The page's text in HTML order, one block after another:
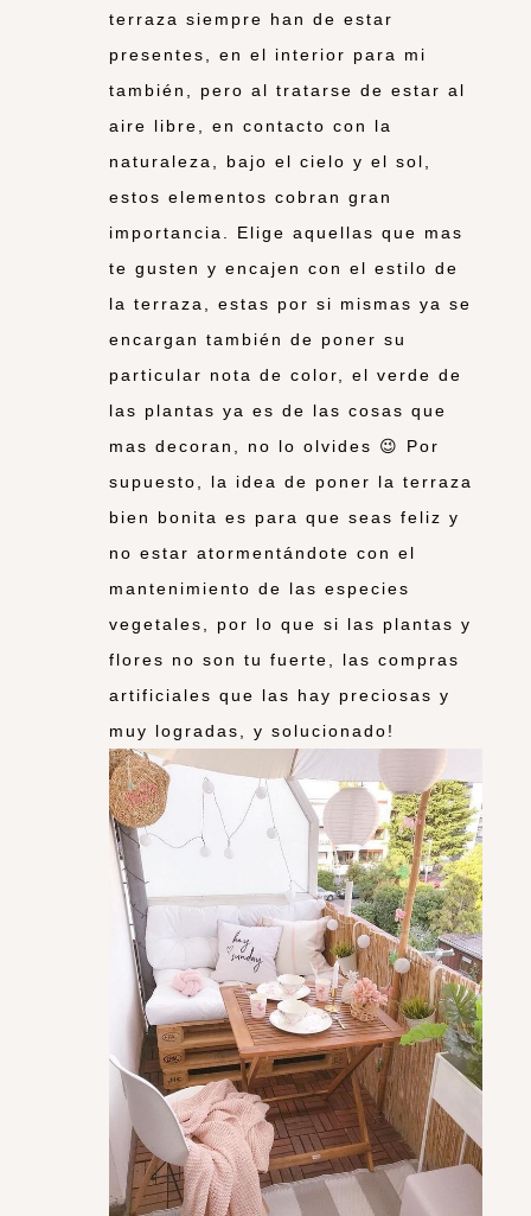
terraza siempre han de estar
presentes, en el interior para mi
también, pero al tratarse de estar al
aire libre, en contacto con la
naturaleza, bajo el cielo y el sol,
estos elementos cobran gran
importancia. Elige aquellas que mas
te gusten y encajen con el estilo de
la terraza, estas por si mismas ya se
encargan también de poner su
particular nota de color, el verde de
las plantas ya es de las cosas que
mas decoran, no lo olvides 😉 Por
supuesto, la idea de poner la terraza
bien bonita es para que seas feliz y
no estar atormentándote con el
mantenimiento de las especies
vegetales, por lo que si las plantas y
flores no son tu fuerte, las compras
artificiales que las hay preciosas y
muy logradas, y solucionado!